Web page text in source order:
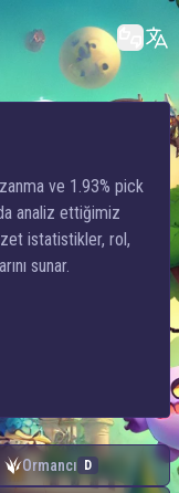
ve 1.93% pick
analiz ettiğimiz
istatistikler, rol,
sunar.
Ormancı D